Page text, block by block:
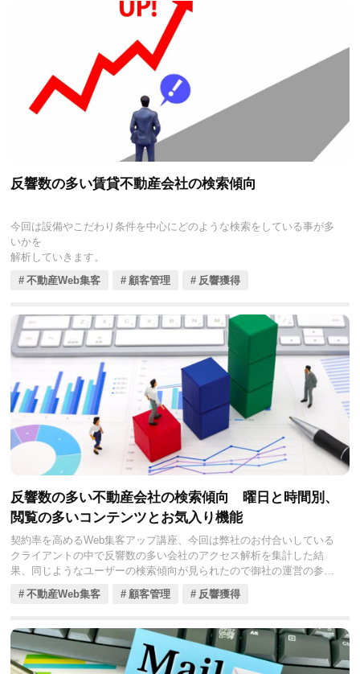
反響数の多い賃貸不動産会社の検索傾向
今回は設備やこだわり条件を中心にどのような検索をしている事が多
いかを
解析していきます。
不動産Web集客
顧客管理 反響獲得
反響数の多い不動産会社の検索傾向 曜日と時間別、
閲覧の多いコンテンツとお気入り機能
契約率を高めるWeb集客アップ講座、今回は弊社のお付合いしている
クライアントの中で反響数の多い会社のアクセス解析を集計した結
果、同じようなユーザーの検索傾向が見られたので御社の運営の参考
になればと思います。
不動産Web集客 顧客管理 反響獲得